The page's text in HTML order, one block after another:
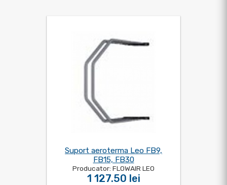
Suport aeroterma Leo FB9,
FB15, FB30
Producator: FLOWAIR LEO
1 127.50 lei